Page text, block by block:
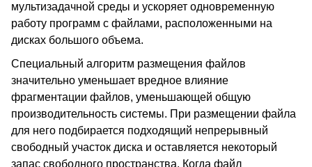
мультизадачной среды и ускоряет одновременную
работу программ с файлами, расположенными на
дисках большого объема.
Специальный алгоритм размещения файлов
значительно уменьшает вредное влияние
фрагментации файлов, уменьшающей общую
производительность системы. При размещении файла
для него подбирается подходящий непрерывный
свободный участок диска и оставляется некоторый
запас свободного пространства. Когда файл